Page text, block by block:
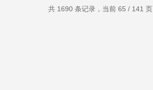
共 1690 条记录，当前 65 / 141 页